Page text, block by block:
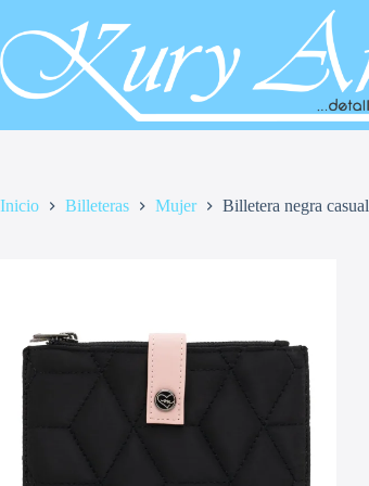
contenido
Inicio Billeteras Mujer Billetera negra casual